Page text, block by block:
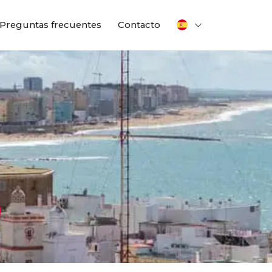
Preguntas frecuentes Contacto